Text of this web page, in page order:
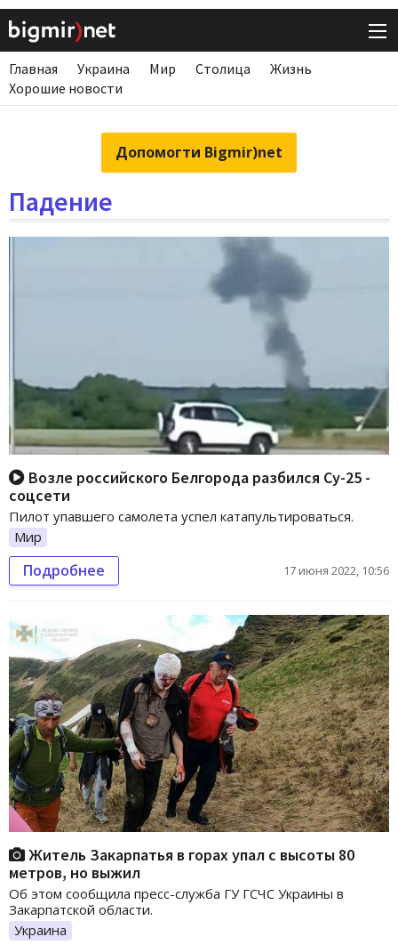
Главная Украина Мир Столица
Жизнь
Хорошие новости
Допомогти Bigmir)net
Падение
Возле российского Белгорода разбился Су-25 -
соцсети
Пилот упавшего самолета успел катапультироваться.
Мир
Подробнее 17 июня 2022, 10:56
Житель Закарпатья в горах упал с высоты 80
метров, но выжил
Об этом сообщила пресс-служба ГУ ГСЧС Украины в
Закарпатской области.
Украина